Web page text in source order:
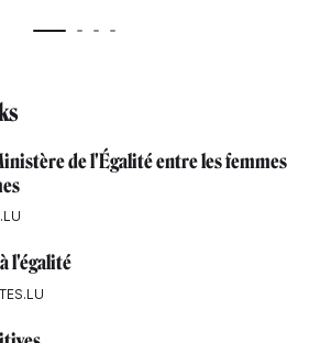
de l'Égalité entre les femmes
à l'égalité